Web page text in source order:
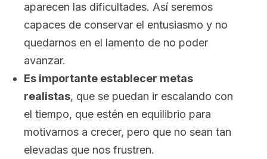
aparecen las dificultades. Así seremos
capaces de conservar el entusiasmo y no
quedarnos en el lamento de no poder
avanzar.
Es importante establecer metas
realistas, que se puedan ir escalando con
el tiempo, que estén en equilibrio para
motivarnos a crecer, pero que no sean tan
elevadas que nos frustren.